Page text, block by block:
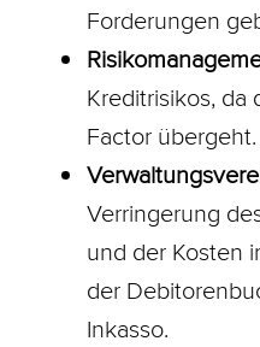
Forderungen
Kreditrisikos, da
Factor übergeht.
Verringerung
und der Kosten
der
Inkasso.